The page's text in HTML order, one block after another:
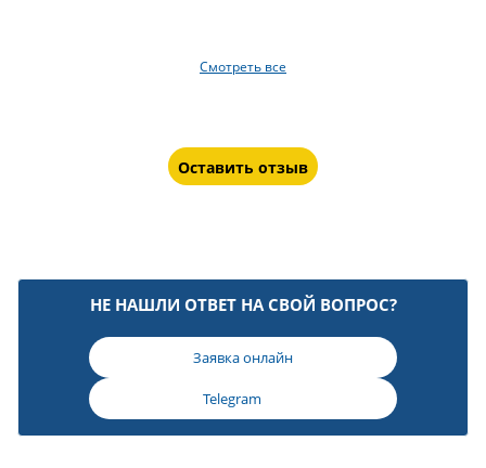
Смотреть все
Оставить отзыв
НЕ НАШЛИ ОТВЕТ НА СВОЙ ВОПРОС?
Заявка онлайн
Telegram